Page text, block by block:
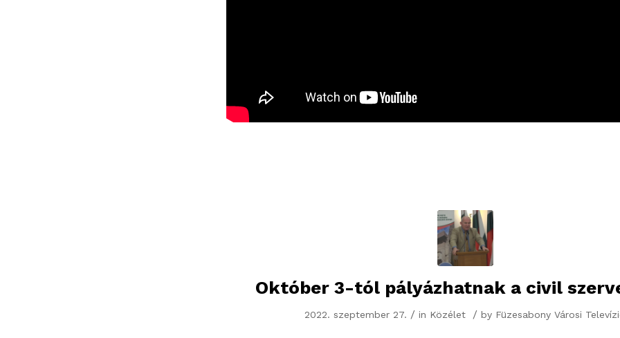
Október 3-tól pályázhatnak a civil
2022. szeptember 27. / in Közélet / by Füzesabony Városi